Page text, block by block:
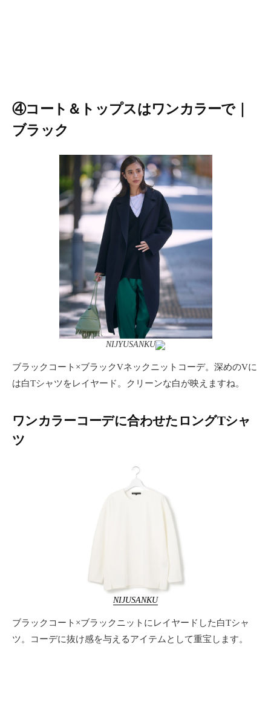
④コート＆トップスはワンカラーで｜
ブラック
NIJYUSANKU
ブラックコート×ブラックVネックニットコーデ。深めのVに
は白Tシャツをレイヤード。クリーンな白が映えますね。
ワンカラーコーデに合わせたロングTシャ
ツ
NIJUSANKU
ブラックコート×ブラックニットにレイヤードした白Tシャ
ツ。コーデに抜け感を与えるアイテムとして重宝します。